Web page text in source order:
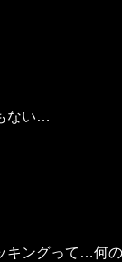
ない…
キングって…何の